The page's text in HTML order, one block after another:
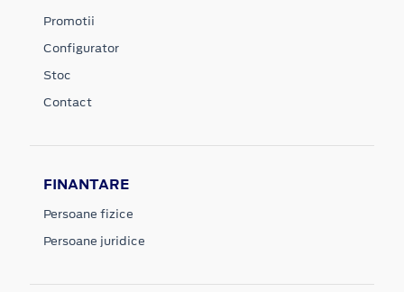
Promotii
Configurator
Stoc
Contact
FINANTARE
Persoane fizice
Persoane juridice